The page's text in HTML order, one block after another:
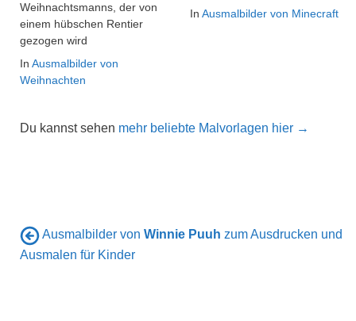
Weihnachtsmanns, der von
einem hübschen Rentier
gezogen wird
In Ausmalbilder von
Weihnachten
In Ausmalbilder von Minecraft
Du kannst sehen mehr beliebte Malvorlagen hier →
Ausmalbilder von Winnie Puuh zum Ausdrucken und
Ausmalen für Kinder